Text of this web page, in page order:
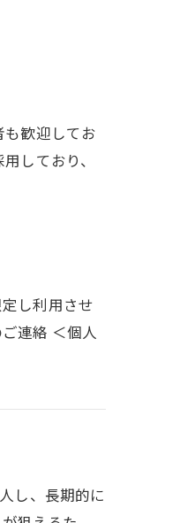
歓迎してお
しており、
し利用させ
連絡 ＜個人
し、長期的に